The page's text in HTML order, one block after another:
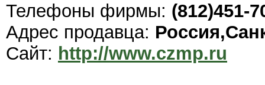
Телефоны фирмы: (812)451-
Адрес продавца:
Сайт: http://www.czmp.ru